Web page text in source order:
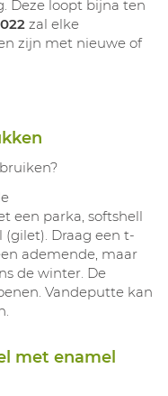
Deze loopt bijna ten
zal elke
zijn met nieuwe of
een parka, softshell
(gilet). Draag een t-
ademende, maar
de winter. De
Vandeputte kan
met enamel